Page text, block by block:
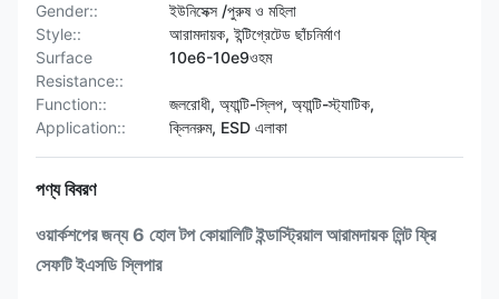
Gender::
ইউনিসেক্স /পুরুষ ও মহিলা
Style::
আরামদায়ক, ইন্টিগ্রেটেড ছাঁচনির্মাণ
Surface
Resistance::
10e6-10e9ওহম
Function::
জলরোধী, অ্যান্টি-স্লিপ, অ্যান্টি-স্ট্যাটিক,
Application::
ক্লিনরুম, ESD এলাকা
পণ্য বিবরণ
ওয়ার্কশপের জন্য 6 হোল টপ কোয়ালিটি ইন্ডাস্ট্রিয়াল আরামদায়ক লিন্ট ফ্রি
সেফটি ইএসডি স্লিপার